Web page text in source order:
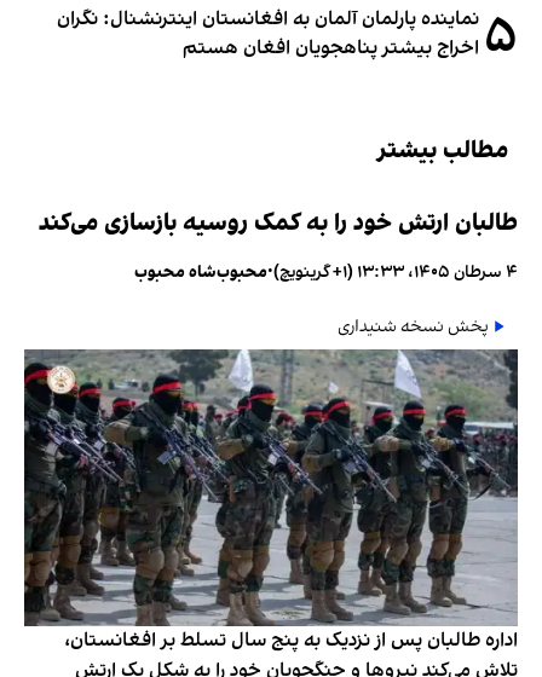
۵ نماینده پارلمان آلمان به افغانستان اینترنشنال: نگران
اخراج بیشتر پناهجویان افغان هستم
مطالب بیشتر
طالبان ارتش خود را به کمک روسیه بازسازی می‌کند
۴ سرطان ۱۴۰۵، ۱۳:۳۳ (‎+۱ گرینویچ) •محبوب‌شاه محبوب
پخش نسخه شنیداری
اداره طالبان پس از نزدیک به پنج سال تسلط بر افغانستان،
تلاش می‌کند نیروها و جنگجویان خود را به شکل یک ارتش